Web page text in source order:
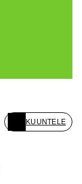
KUUNTELE